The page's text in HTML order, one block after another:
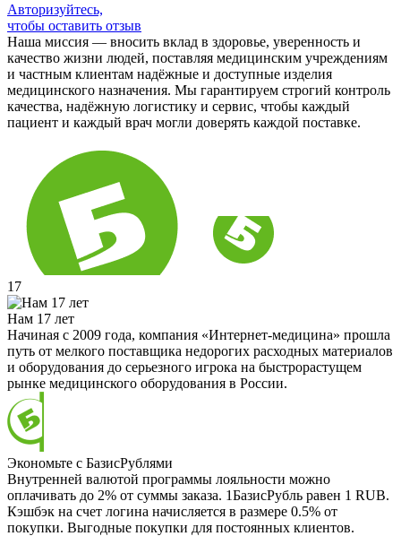
Авторизуйтесь,
чтобы оставить отзыв
Наша миссия — вносить вклад в здоровье, уверенность и
качество жизни людей, поставляя медицинским учреждениям
и частным клиентам надёжные и доступные изделия
медицинского назначения. Мы гарантируем строгий контроль
качества, надёжную логистику и сервис, чтобы каждый
пациент и каждый врач могли доверять каждой поставке.
17
Нам 17 лет
Начиная с 2009 года, компания «Интернет-медицина» прошла
путь от мелкого поставщика недорогих расходных материалов
и оборудования до серьезного игрока на быстрорастущем
рынке медицинского оборудования в России.
Экономьте с БазисРублями
Внутренней валютой программы лояльности можно
оплачивать до 2% от суммы заказа. 1БазисРубль равен 1 RUB.
Кэшбэк на счет логина начисляется в размере 0.5% от
покупки. Выгодные покупки для постоянных клиентов.